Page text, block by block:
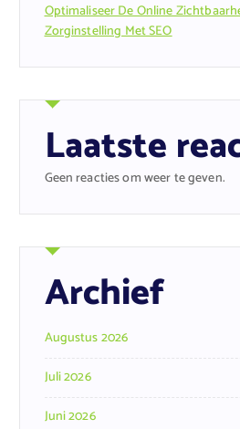
Optimaliseer De Online
Zorginstelling Met SEO
Laatste
Geen reacties om weer te geven.
Archief
Augustus 2026
Juli 2026
Juni 2026